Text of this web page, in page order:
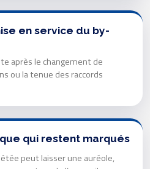
en service du by-
après le changement de
ou la tenue des raccords
qui restent marqués
peut laisser une auréole,